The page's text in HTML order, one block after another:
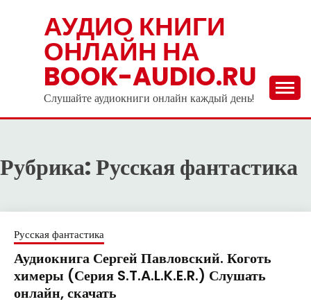
АУДИО КНИГИ
ОНЛАЙН НА
BOOK-AUDIO.RU
Слушайте аудиокниги онлайн каждый день!
Рубрика:Русская фантастика
Русская фантастика
Аудиокнига Сергей Павловский. Коготь
химеры (Серия S.T.A.L.K.E.R.) Слушать
онлайн, скачать